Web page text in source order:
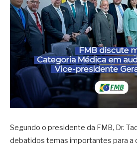
Segundo o presidente da FMB, Dr.
debatidos temas importantes para a